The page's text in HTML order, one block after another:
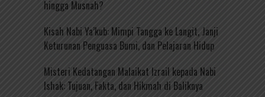
hingga Musnah?
Kisah Nabi Ya’kub: Mimpi Tangga ke Langit, Janji
Keturunan Penguasa Bumi, dan Pelajaran Hidup
Misteri Kedatangan Malaikat Izrail kepada Nabi
Ishak: Tujuan, Fakta, dan Hikmah di Baliknya